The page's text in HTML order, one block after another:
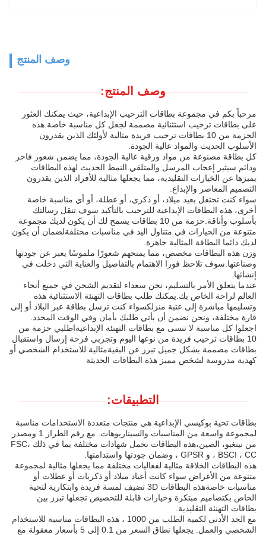
وصف المنتج
وصف المنتج:
مرحباً بكم في مجموعة بطاقات الترحيب الإبداعية، حيث يمكنك العثور
على بطاقات ترحيب استثنائية مصممة لجعل كل مناسبة خاصة.هذه
الحزمة من 10 بطاقات ترحيب فريدة مثالية لأولئك الذين يقدرون
الأسلوب الحديث والمواد عالية الجودة.
كل بطاقة مصنوعة من مواد ورقية عالية الجودة، مما يضمن شعور فاخر
ودائم سيثير إعجاب المرسل والمتلقي.النمط الحديث لهذه البطاقات
يميزها عن الخيارات التقليدية، مما يجعلها مثالية للأفراد الذين يقدرون
التصميم المعاصر والإبداع.
سواء كنت تحتفل بعيد ميلاد، أو ذكرى، أو عطلة، أو أي مناسبة خاصة
أخرى، هذه البطاقات الإبداعية للترحيب بالتأكيد سوف تنقل رسالتك
بأسلوب وأناقة.حزمة من 10 بطاقات يسمح لك أن يكون لديك مجموعة
متنوعة من الخيارات في متناول اليد في مناسبات مختلفةلضمان أن يكون
لديك دائما البطاقة المثالية جاهزة.
وزن هذه البطاقات مخصص، مما يمنحهم شعورًا ملموسًا يعبر عن جودتها
وصناعتها.سوف تلاحظ فورا الاهتمام بالتفاصيل والعناية التي دخلت في
إنشائها.
عندما يتعلق الأمر بالتسليم، نحن سعداء لتقديم الشحن في جميع أنحاء
العالم لراحة الخاص بك.يمكنك طلب بطاقات التهنئة الاستثنائية هذه
وتسليمها مباشرة إلى عتبة منزلكسواء كنت ترسل بطاقة عبر البلاد أو إلى
قارة مختلفة، ونحن نضمن أن يأتي طلبك بأمان وفي الوقت المحدد.
اجعلوا كل مناسبة لا تنسى مع بطاقات التهنئة الإبداعيةاطلبي حزمة من
10 بطاقات ترحيب فريدة من نوعها اليوم وتجربي فرحة إرسال واستقبال
بطاقات مصممة بشكل جميل تبرز عن البقيةمثالية للاستخدام الشخصي أو
كهدية مدروسة لشخص مميز هذه البطاقات الحديثة
التطبيقات:
بطاقات تحية بوكيسي الإبداعية هي منتجات متعددة الاستخدامات مناسبة
لمجموعة واسعة من المناسبات والسيناريوهات. مع رقم الطراز 1 ومصدر
من نينغبو، الصين،هذه البطاقات تحمل شهادات مختلفة بما في ذلك FSC،
BSCI ، CC ، و GPSR ، وضمان جودتها واستدامتها.
هذه البطاقات الخلاقة مثالية لفعاليات مختلفة مما يجعلها مثالية لمجموعة
متنوعة من الأغراض سواء كانت أعياد ميلاد أو ذكريات أو عطلات أو
مناسبات خاصةهذه البطاقات 3D تضيف لمسة فريدة وابتكارية لتحية
الخاص بكتصاميم مبتكرة وخيارات قابلة للتخصيص تجعلها تبرز بين
بطاقات التهنئة التقليدية.
مع الحد الأدنى لكمية الطلب من 1000 ، هذه البطاقات مناسبة للاستخدام
الشخصي والعمل. يجعلها نطاق السعر من 0.1 إلى 5 بأسعار معقولة مع